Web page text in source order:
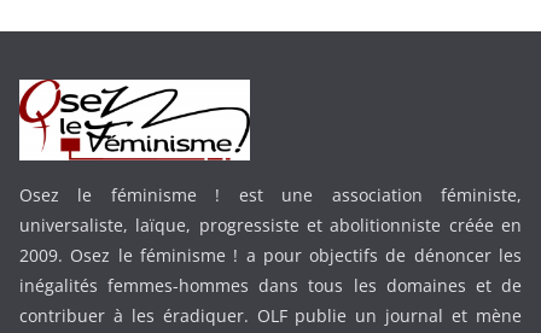
Osez le féminisme ! est une association féministe,
universaliste, laïque, progressiste et abolitionniste créée en
2009. Osez le féminisme ! a pour objectifs de dénoncer les
inégalités femmes-hommes dans tous les domaines et de
contribuer à les éradiquer. OLF publie un journal et mène